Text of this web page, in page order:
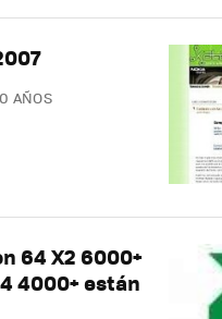
AÑOS
64 X2 6000+
4000+ están